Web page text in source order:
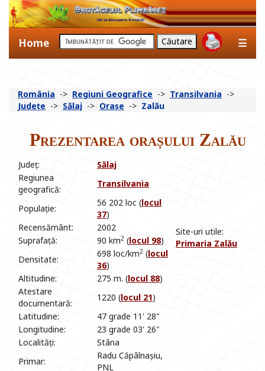
Home ☰
România -> Regiuni Geografice -> Transilvania ->
Județe -> Sălaj -> Orașe -> Zalău
Prezentarea orașului Zalău
Județ: Sălaj
Site-uri utile:
Primaria Zalău
Regiunea
geografică:
Transilvania
Populație:
56 202 loc (locul
37)
Recensământ:
2002
Suprafață:
90 km2 (locul 98)
Densitate:
698 loc/km2 (locul
36)
Altitudine:
275 m. (locul 88)
Atestare
documentară:
1220 (locul 21)
Latitudine:
47 grade 11' 28"
Longitudine:
23 grade 03' 26"
Localități:
Stâna
Primar:
Radu Căpâlnașiu,
PNL